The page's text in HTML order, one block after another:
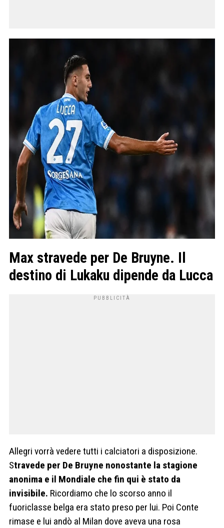
Max stravede per De Bruyne. Il
destino di Lukaku dipende da Lucca
Allegri vorrà vedere tutti i calciatori a disposizione.
Stravede per De Bruyne nonostante la stagione
anonima e il Mondiale che fin qui è stato da
invisibile. Ricordiamo che lo scorso anno il
fuoriclasse belga era stato preso per lui. Poi Conte
rimase e lui andò al Milan dove aveva una rosa